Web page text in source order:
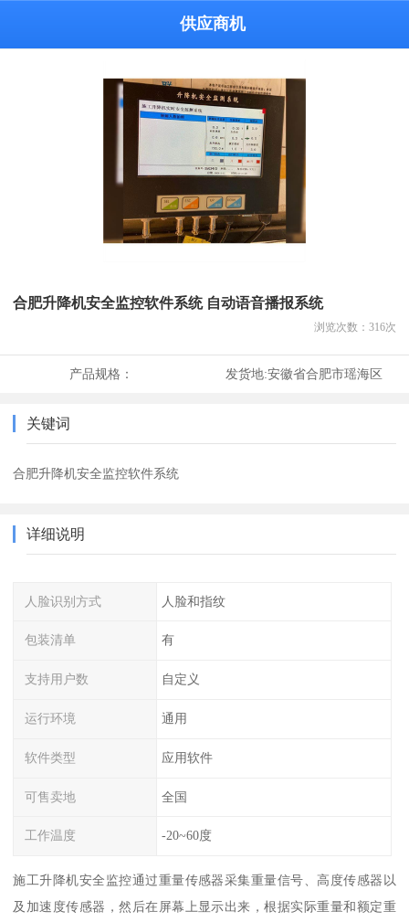
供应商机
合肥升降机安全监控软件系统 自动语音播报系统
浏览次数： 316次
产品规格： 发货地:安徽省合肥市瑶海区
关键词
合肥升降机安全监控软件系统
详细说明
人脸识别方式 人脸和指纹
包装清单 有
支持用户数 自定义
运行环境 通用
软件类型 应用软件
可售卖地 全国
工作温度 -20~60度
施工升降机安全监控通过重量传感器采集重量信号、高度传感器以
及加速度传感器，然后在屏幕上显示出来，根据实际重量和额定重